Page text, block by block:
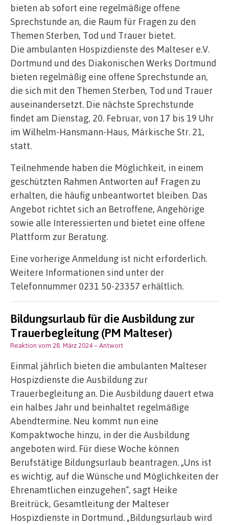
bieten ab sofort eine regelmäßige offene
Sprechstunde an, die Raum für Fragen zu den
Themen Sterben, Tod und Trauer bietet.
Die ambulanten Hospizdienste des Malteser e.V.
Dortmund und des Diakonischen Werks Dortmund
bieten regelmäßig eine offene Sprechstunde an,
die sich mit den Themen Sterben, Tod und Trauer
auseinandersetzt. Die nächste Sprechstunde
findet am Dienstag, 20. Februar, von 17 bis 19 Uhr
im Wilhelm-Hansmann-Haus, Märkische Str. 21,
statt.
Teilnehmende haben die Möglichkeit, in einem
geschützten Rahmen Antworten auf Fragen zu
erhalten, die häufig unbeantwortet bleiben. Das
Angebot richtet sich an Betroffene, Angehörige
sowie alle Interessierten und bietet eine offene
Plattform zur Beratung.
Eine vorherige Anmeldung ist nicht erforderlich.
Weitere Informationen sind unter der
Telefonnummer 0231 50-23357 erhältlich.
Bildungsurlaub für die Ausbildung zur
Trauerbegleitung (PM Malteser)
Reaktion vom 28. März 2024– Antwort
Einmal jährlich bieten die ambulanten Malteser
Hospizdienste die Ausbildung zur
Trauerbegleitung an. Die Ausbildung dauert etwa
ein halbes Jahr und beinhaltet regelmäßige
Abendtermine. Neu kommt nun eine
Kompaktwoche hinzu, in der die Ausbildung
angeboten wird. Für diese Woche können
Berufstätige Bildungsurlaub beantragen. „Uns ist
es wichtig, auf die Wünsche und Möglichkeiten der
Ehrenamtlichen einzugehen“, sagt Heike
Breitrück, Gesamtleitung der Malteser
Hospizdienste in Dortmund. „Bildungsurlaub wird